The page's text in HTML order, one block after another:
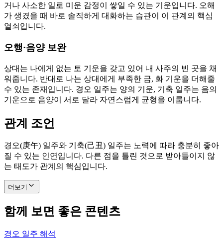
거나 사소한 일로 미운 감정이 쌓일 수 있는 기운입니다. 오해
가 생겼을 때 바로 솔직하게 대화하는 습관이 이 관계의 핵심
열쇠입니다.
오행·음양 보완
상대는 나에게 없는 토 기운을 갖고 있어 내 사주의 빈 곳을 채
워줍니다. 반대로 나는 상대에게 부족한 금, 화 기운을 더해줄
수 있는 존재입니다. 경오 일주는 양의 기운, 기축 일주는 음의
기운으로 음양이 서로 달라 자연스럽게 균형을 이룹니다.
관계 조언
경오(庚午) 일주와 기축(己丑) 일주는 노력에 따라 충분히 좋아
질 수 있는 인연입니다. 다른 점을 틀린 것으로 받아들이지 않
는 태도가 관계의 핵심입니다.
더보기
함께 보면 좋은 콘텐츠
경오 일주 해석